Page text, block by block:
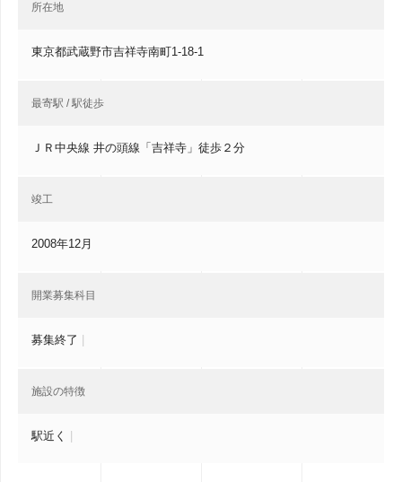
所在地
東京都武蔵野市吉祥寺南町1-18-1
最寄駅 / 駅徒歩
ＪＲ中央線 井の頭線「吉祥寺」徒歩２分
竣工
2008年12月
開業募集科目
募集終了
施設の特徴
駅近く